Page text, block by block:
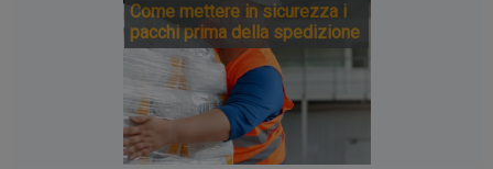
Come mettere in sicurezza i
pacchi prima della spedizione